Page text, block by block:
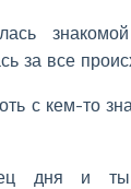
за все
с кем-то
дня и ты